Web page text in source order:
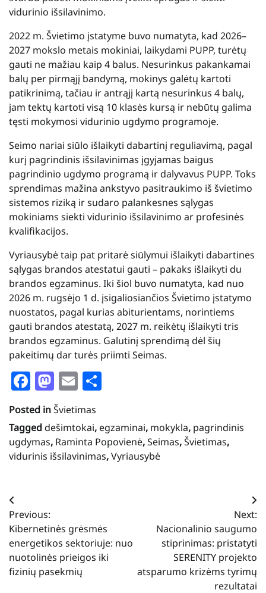
vidurinio išsilavinimo.
2022 m. Švietimo įstatyme buvo numatyta, kad 2026–
2027 mokslo metais mokiniai, laikydami PUPP, turėtų
gauti ne mažiau kaip 4 balus. Nesurinkus pakankamai
balų per pirmąjį bandymą, mokinys galėtų kartoti
patikrinimą, tačiau ir antrąjį kartą nesurinkus 4 balų,
jam tektų kartoti visą 10 klasės kursą ir nebūtų galima
tęsti mokymosi vidurinio ugdymo programoje.
Seimo nariai siūlo išlaikyti dabartinį reguliavimą, pagal
kurį pagrindinis išsilavinimas įgyjamas baigus
pagrindinio ugdymo programą ir dalyvavus PUPP. Toks
sprendimas mažina ankstyvo pasitraukimo iš švietimo
sistemos riziką ir sudaro palankesnes sąlygas
mokiniams siekti vidurinio išsilavinimo ar profesinės
kvalifikacijos.
Vyriausybė taip pat pritarė siūlymui išlaikyti dabartines
sąlygas brandos atestatui gauti – pakaks išlaikyti du
brandos egzaminus. Iki šiol buvo numatyta, kad nuo
2026 m. rugsėjo 1 d. įsigaliosiančios Švietimo įstatymo
nuostatos, pagal kurias abiturientams, norintiems
gauti brandos atestatą, 2027 m. reikėtų išlaikyti tris
brandos egzaminus. Galutinį sprendimą dėl šių
pakeitimų dar turės priimti Seimas.
Facebook
Mastodon
Email
Posted inŠvietimas
Taggeddešimtokai, egzaminai, mokykla, pagrindinis
ugdymas, Raminta Popovienė,Seimas,Švietimas,
vidurinis išsilavinimas,Vyriausybė
Navigacija
tarp
įrašų
Previous:
Kibernetinės grėsmės
energetikos sektoriuje: nuo
nuotolinės prieigos iki
fizinių pasekmių
Next:
Nacionalinio saugumo
stiprinimas: pristatyti
SERENITY projekto
atsparumo krizėms tyrimų
rezultatai